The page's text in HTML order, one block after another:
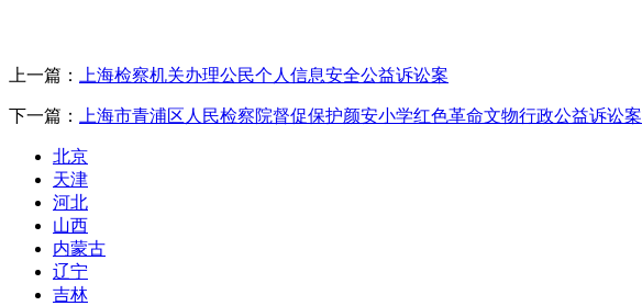
上一篇： 上海检察机关办理公民个人信息安全公益诉讼案
下一篇： 上海市青浦区人民检察院督促保护颜安小学红色革命文物行政公益诉讼案
北京
天津
河北
山西
内蒙古
辽宁
吉林